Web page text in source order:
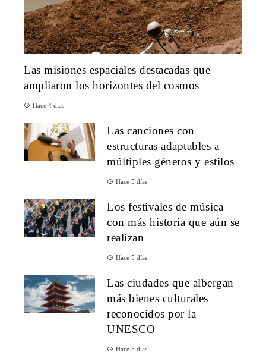
Las misiones espaciales destacadas que
ampliaron los horizontes del cosmos
Hace 4 días
Las canciones con
estructuras adaptables a
múltiples géneros y estilos
Hace 5 días
Los festivales de música
con más historia que aún se
realizan
Hace 5 días
Las ciudades que albergan
más bienes culturales
reconocidos por la
UNESCO
Hace 5 días